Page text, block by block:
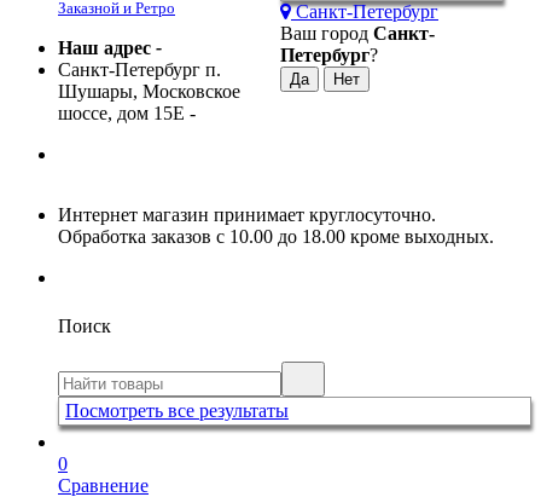
Заказной и Ретро
Наш адрес -
Санкт-Петербург п.
Шушары, Московское
шоссе, дом 15Е -
Санкт-Петербург
Ваш город Санкт-
Петербург?
Интернет магазин принимает круглосуточно.
Обработка заказов с 10.00 до 18.00 кроме выходных.
Поиск
Посмотреть все результаты
0
Сравнение